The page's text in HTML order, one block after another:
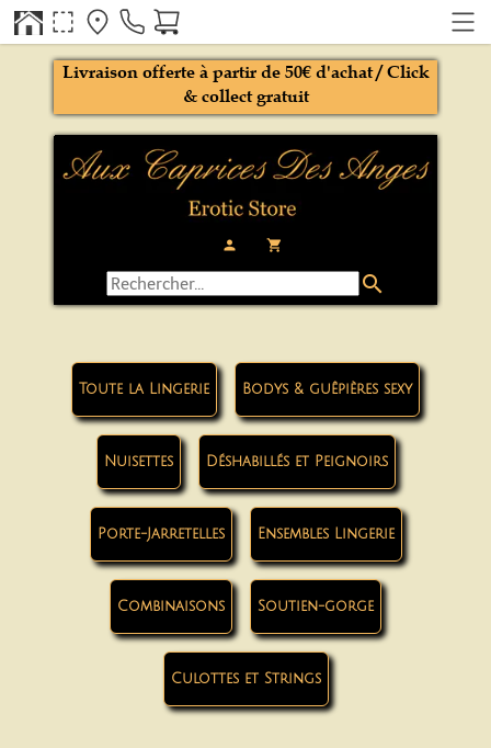
person local_grocery_store
Livraison offerte à partir de 50€ d'achat / Click
& collect gratuit
search
Toute la Lingerie Bodys & guêpières sexy
Nuisettes Déshabillés et Peignoirs
Porte-Jarretelles Ensembles Lingerie
Combinaisons Soutien-gorge
Culottes et Strings